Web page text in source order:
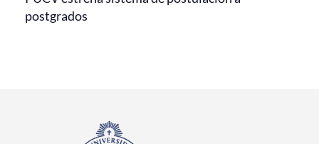
postgrados